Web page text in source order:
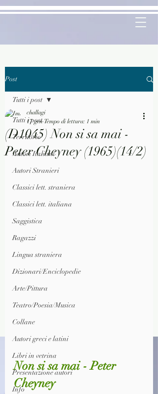
Post
Tutti i post
Territorio
Autori Italiani
Autori Stranieri
Classici lett. straniera
Classici lett. italiana
Saggistica
Ragazzi
Lingua straniera
Dizionari/Enciclopedie
Arte/Pittura
Teatro/Poesia/Musica
Collane
Autori greci e latini
Libri in vetrina
Presentazione autori
Info
Tutti i post
(D1045) Non si sa mai -
Peter Cheyney (1965)(14/2)
challagi
17 gen Tempo di lettura: 1 min
Non si sa mai - Peter
Cheyney